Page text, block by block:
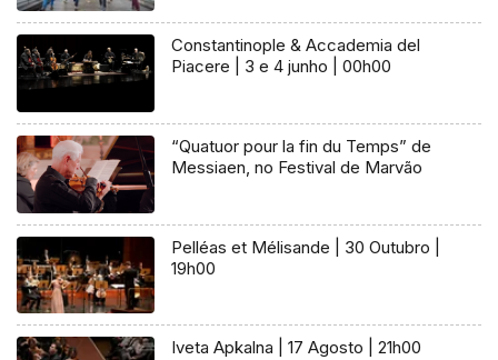
Constantinople & Accademia del
Piacere | 3 e 4 junho | 00h00
“Quatuor pour la fin du Temps” de
Messiaen, no Festival de Marvão
Pelléas et Mélisande | 30 Outubro |
19h00
Iveta Apkalna | 17 Agosto | 21h00